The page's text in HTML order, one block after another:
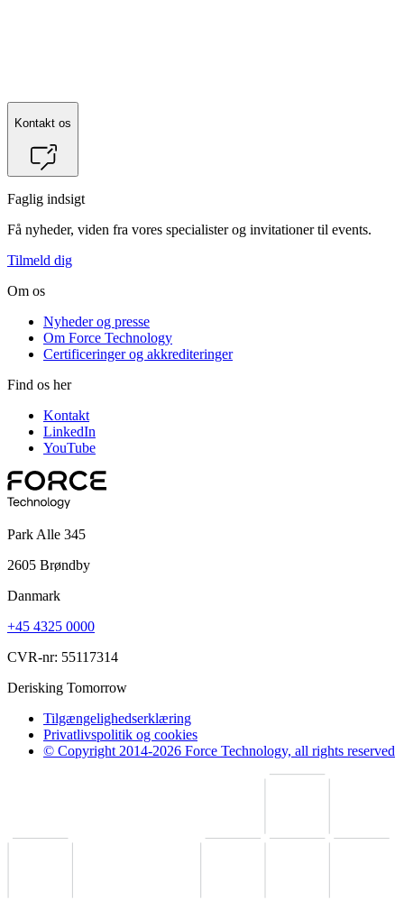
Kontakt os
Faglig indsigt
Få nyheder, viden fra vores specialister og invitationer til events.
Tilmeld dig
Om os
Nyheder og presse
Om Force Technology
Certificeringer og akkrediteringer
Find os her
Kontakt
LinkedIn
YouTube
Park Alle 345
2605 Brøndby
Danmark
+45 4325 0000
CVR-nr: 55117314
Derisking Tomorrow
Tilgængelighedserklæring
Privatlivspolitik og cookies
© Copyright 2014-2026 Force Technology, all rights reserved